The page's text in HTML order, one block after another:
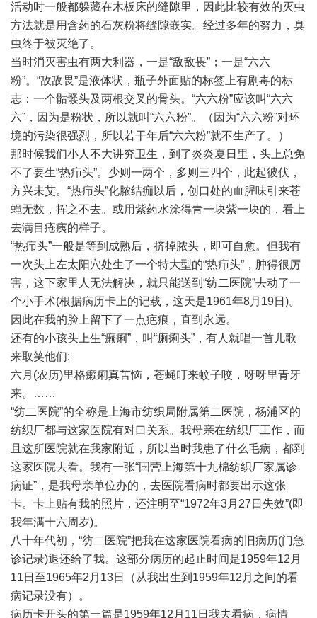
活动时一般都躲藏在木板床的缝隙里，因此比较有效的灭虫
方法就是用含药的石灰粉将缝隙嵌实。经过多年的努力，臭
虫终于被灭绝了。
当时消灭害虫有两大利器，一是“敌敌畏”；一是“六六
粉”。“敌敌畏”是液体状，瓶子外面贴的标签上有剧毒的标
志：一个骷髅头及两根交叉的骨头。“六六粉”应该叫“六六
六”，因为是粉状，所以就叫“六六粉”。（因为“六六粉”对环
境的污染很强烈，所以若干年后“六六粉”就不生产了。）
那时候我们小人不大讲究卫生，到了炎炎夏日里，头上总免
不了要生“热疖头”。少则一两个，多则三四个，此起彼伏，
方兴未艾。“热疖头”化脓结痂以后，创口处的血腥味引来苍
蝇无数，挥之不去。或用紫药水涂得青一块紫一块的，看上
去满目疮痍的样子。
“热疖头”一般是等到成熟后，挤掉脓头，即可自愈。但我有
一次头上左太阳穴处生了一个特大型的“热疖头”，肿得很厉
害，这下家里人无法解决，就只能送到“纺二医院”去动了一
个小手术(根据病历卡上的记载，这天是1961年8月19日)。
因此在我的脸上留下了一点疤痕，直到永远。
还有的小孩头上生“癞痢”，叫“瘌痢头”，有人就唱一首儿歌
来取笑他们:
六月(农历)里格癞痢真苦恼，苍蝇叮来蚊子咬，呀呀里青牙
来。……
“纺二医院”的全称是上海市纺织局附属第二医院，杨浦区的
纺织厂都与这家医院有对口关系。我母亲在纺织厂工作，而
且这所医院就在我家附近，所以当时我患了什么毛病，都到
这家医院去看。我有一张“国营上海第十九棉纺织厂家属诊
病证”，是我母亲单位办的，去医院看病时都要出示这张
卡。卡上贴有我的照片，还注明至“1972年3月27日失效”(即
我年满十六周岁)。
八十年代初，“纺二医院”把我在这家医院看病的旧病历(门急
诊记录)退还给了我。这部分病历的起止时间是1959年12月
11日至1965年2月13日（从我出生到1959年12月之间的看
病记录没有）。
病历卡开头的第一篇是1959年12月11日我去看病，病情